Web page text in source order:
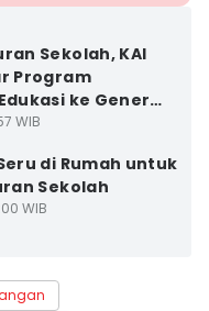
Sekolah, KAI
Program
ke Generasi
WIB
di Rumah untuk
Sekolah
WIB